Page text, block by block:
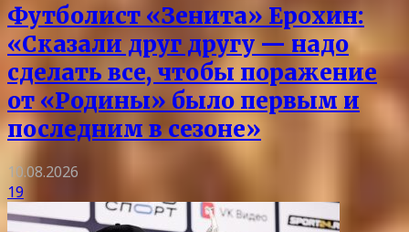
Футболист «Зенита» Ерохин:
«Сказали друг другу — надо
сделать все, чтобы поражение
от «Родины» было первым и
последним в сезоне»
10.08.2026
19